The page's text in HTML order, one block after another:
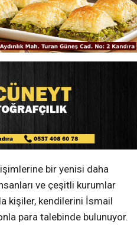
bir yenisi daha
ve çeşitli kurumlar
kişiler, kendilerini İsmail
para talebinde bulunuyor.